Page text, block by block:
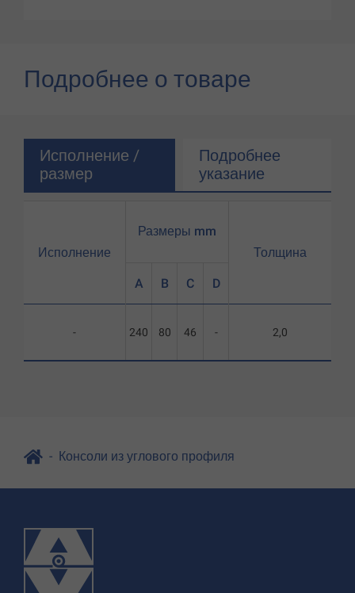
Подробнее о товаре
Исполнение /
размер
Подробнее
указание
Исполнение
-
Размеры mm
A B C D
240 80 46 -
Толщина
2,0
Консоли из углового профиля